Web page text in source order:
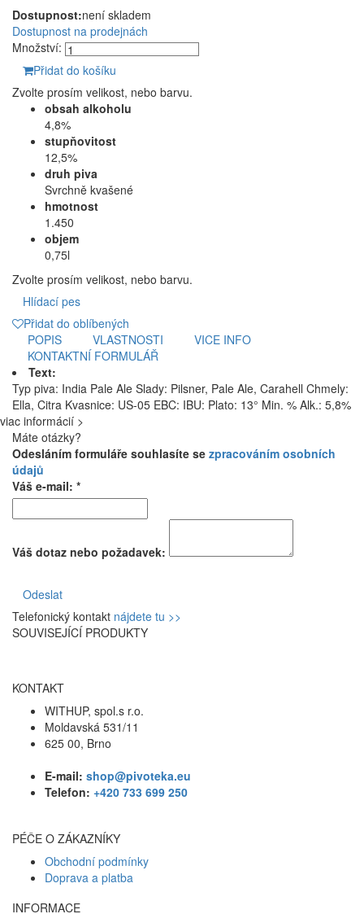
Dostupnost:není skladem
Dostupnost na prodejnách
Množství:
Přidat do košíku
Zvolte prosím velikost, nebo barvu.
obsah alkoholu
4,8%
stupňovitost
12,5%
druh piva
Svrchně kvašené
hmotnost
1.450
objem
0,75l
Zvolte prosím velikost, nebo barvu.
Hlídací pes
Přidat do oblíbených
POPIS
VLASTNOSTI
VICE INFO
KONTAKTNÍ FORMULÁŘ
Text:
Typ piva: India Pale Ale Slady: Pilsner, Pale Ale, Carahell Chmely:
Ella, Citra Kvasnice: US-05 EBC: IBU: Plato: 13° Min. % Alk.: 5,8%
viac informácií >
Máte otázky?
Odesláním formuláře souhlasíte se zpracováním osobních
údajů
Váš e-mail: *
Váš dotaz nebo požadavek:
Odeslat
Telefonický kontakt nájdete tu >>
SOUVISEJÍCÍ PRODUKTY
KONTAKT
WITHUP, spol.s r.o.
Moldavská 531/11
625 00, Brno
E-mail: shop@pivoteka.eu
Telefon: +420 733 699 250
PÉČE O ZÁKAZNÍKY
Obchodní podmínky
Doprava a platba
INFORMACE